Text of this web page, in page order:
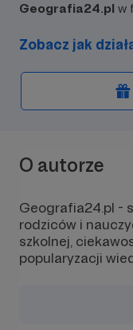
Geografia24.pl w
Zobacz jak
O autorze
Geografia24.pl -
rodziców i
szkolnej,
popularyzacji